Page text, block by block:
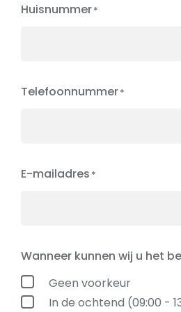
Huisnummer
Telefoonnummer
E-mailadres
Wanneer kunnen wij u het
Geen voorkeur
In de ochtend (09:00 -